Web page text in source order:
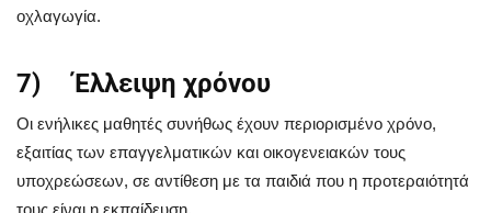
οχλαγωγία.
7) Έλλειψη χρόνου
Οι ενήλικες μαθητές συνήθως έχουν περιορισμένο χρόνο,
εξαιτίας των επαγγελματικών και οικογενειακών τους
υποχρεώσεων, σε αντίθεση με τα παιδιά που η προτεραιότητά
τους είναι η εκπαίδευση.